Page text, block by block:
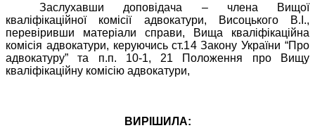
Заслухавши доповідача – члена Вищої
кваліфікаційної комісії адвокатури, Висоцького В.І.,
перевіривши матеріали справи, Вища кваліфікаційна
комісія адвокатури, керуючись ст.14 Закону України “Про
адвокатуру” та п.п. 10-1, 21 Положення про Вищу
кваліфікаційну комісію адвокатури,
ВИРІШИЛА: